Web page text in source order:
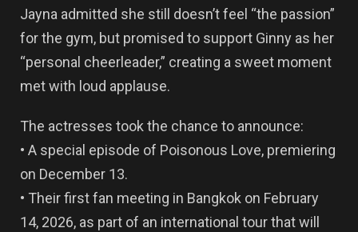
Jayna admitted she still doesn’t feel “the passion”
for the gym, but promised to support Ginny as her
“personal cheerleader,” creating a sweet moment
met with loud applause.
The actresses took the chance to announce:
• A special episode of Poisonous Love, premiering
on December 13.
• Their first fan meeting in Bangkok on February
14, 2026, as part of an international tour that will